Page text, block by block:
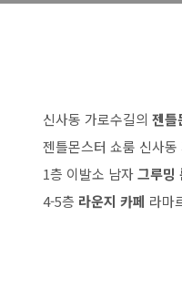
신사동 가로수길의 젠틀
젠틀몬스터 쇼룸 신사
1층 이발소 남자그루밍
4-5층 라운지 카페 라마